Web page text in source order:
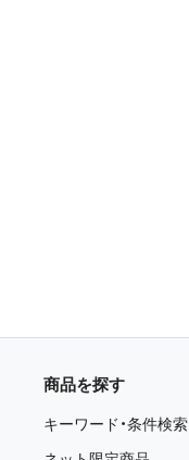
商品を探す
キーワード・条件検索